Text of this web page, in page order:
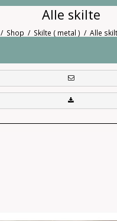
Alle skilte
/ Shop / Skilte ( metal ) / Alle